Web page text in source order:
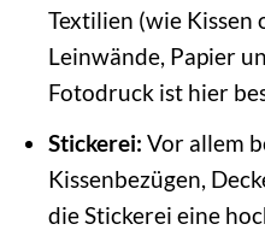
Textilien (wie Kissen
Leinwände, Papier
Fotodruck ist hier
Stickerei: Vor allem
Kissenbezügen,
die Stickerei eine